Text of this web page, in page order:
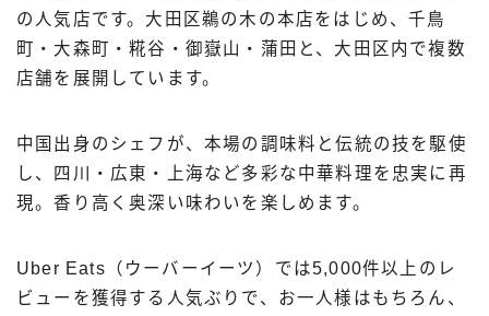
の人気店です。大田区鵜の木の本店をはじめ、千鳥
町・大森町・糀谷・御嶽山・蒲田と、大田区内で複数
店舗を展開しています。
中国出身のシェフが、本場の調味料と伝統の技を駆使
し、四川・広東・上海など多彩な中華料理を忠実に再
現。香り高く奥深い味わいを楽しめます。
Uber Eats（ウーバーイーツ）では5,000件以上のレ
ビューを獲得する人気ぶりで、お一人様はもちろん、